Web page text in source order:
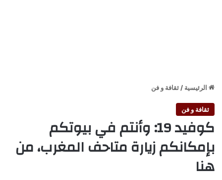
الرئيسية / ثقافة و فن
ثقافة و فن
كوفيد 19: وأنتم في بيوتكم
بإمكانكم زيارة متاحف المغرب، من
هنا